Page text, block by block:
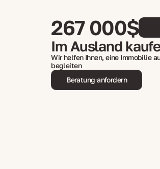
267 000$
Im Ausland
Wir helfen Ihnen, eine Immobilie
begleiten
Beratung anfordern